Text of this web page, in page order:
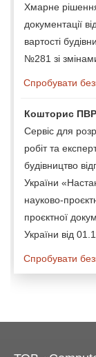
Хмарне
документації
вартості
№281 зі
Спробувати
Кошторис
Сервіс для
робіт та
будівництво
України
науково-
проєктної
України від
Спробувати